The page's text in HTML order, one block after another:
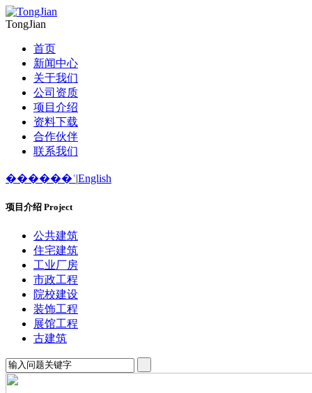
TongJian
首页
新闻中心
关于我们
公司资质
项目介绍
资料下载
合作伙伴
联系我们
������ʿ|English
项目介绍 Project
公共建筑
住宅建筑
工业厂房
市政工程
院校建设
装饰工程
展馆工程
古建筑